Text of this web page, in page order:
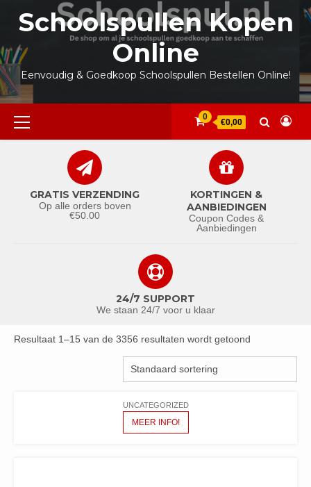
inhoud
Schoolspullen Kopen
Online
Eenvoudig & Goedkoop Schoolspullen Bestellen Online!
Primair
menu
0
€0,00
GRATIS VERZENDING
Op alle orders boven
€50.00
KORTINGEN &
AANBIEDINGEN
Coupon Codes &
Aanbiedingen
24/7 SUPPORT
We staan 24/7 voor u klaar
Resultaat 1–15 van de 3356 resultaten wordt getoond
UNCATEGORIZED
MEER INFO!